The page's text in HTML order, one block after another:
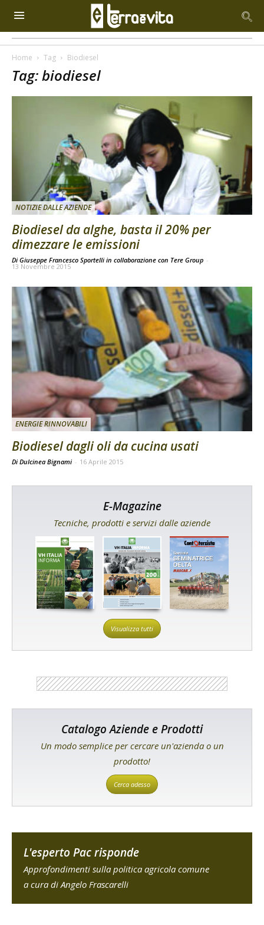
Home Tag Biodiesel
Tag: biodiesel
NOTIZIE DALLE AZIENDE
Biodiesel da alghe, basta il 20% per
dimezzare le emissioni
Di Giuseppe Francesco Sportelli in collaborazione con Tere Group -
13 Novembre 2015
ENERGIE RINNOVABILI
Biodiesel dagli oli da cucina usati
Di Dulcinea Bignami - 16 Aprile 2015
E-Magazine
Tecniche, prodotti e servizi dalle aziende
Visualizza tutti
Catalogo Aziende e Prodotti
Un modo semplice per cercare un'azienda o un
prodotto!
Cerca adesso
L'esperto Pac risponde
Approfondimenti sulla politica agricola comune
a cura di Angelo Frascarelli